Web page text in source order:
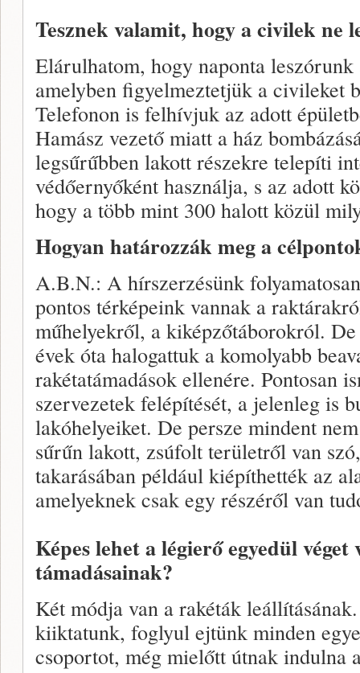
Tesznek valamit, hogy a civilek ne
Elárulhatom, hogy naponta
amelyben figyelmeztetjük a civileket
Telefonon is felhívjuk az adott
Hamász vezető miatt a ház
legsűrűbben lakott részekre telepíti
védőernyőként használja, s az adott
hogy a több mint 300 halott közül
Hogyan határozzák meg a
A.B.N.: A hírszerzésünk
pontos térképeink vannak a
műhelyekről, a kiképzőtáborokról.
évek óta halogattuk a komolyabb
rakétatámadások ellenére. Pontosan
szervezetek felépítését, a jelenleg is
lakóhelyeiket. De persze mindent
sűrűn lakott, zsúfolt területről van
takarásában például kiépíthették az
amelyeknek csak egy részéről van
Képes lehet a légierő egyedül véget
támadásainak?
Két módja van a rakéták
kiiktatunk, foglyul ejtünk minden
csoportot, még mielőtt útnak indulna